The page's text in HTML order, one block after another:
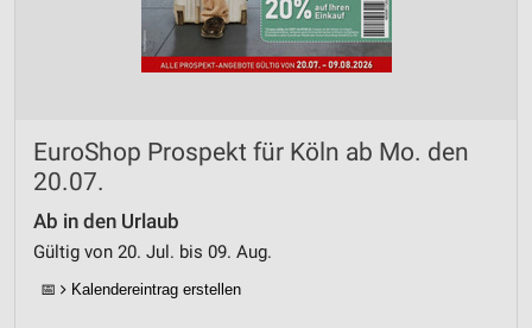
EuroShop Prospekt für Köln ab Mo. den
20.07.
Ab in den Urlaub
Gültig von 20. Jul. bis 09. Aug.
📅 Kalendereintrag erstellen